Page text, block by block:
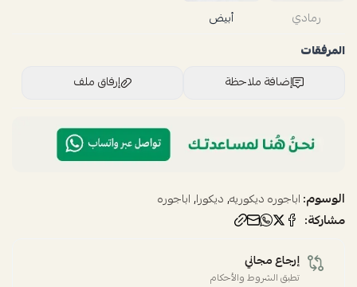
رمادي
أبيض
المرفقات
إضافة ملاحظة
إرفاق ملف
اسحب و افلت الملف هنا
الوسوم:اباجوره ديكوريه,ديكورا,اباجوره
مشاركة:
إرجاع مجاني
تطبق الشروط والأحكام